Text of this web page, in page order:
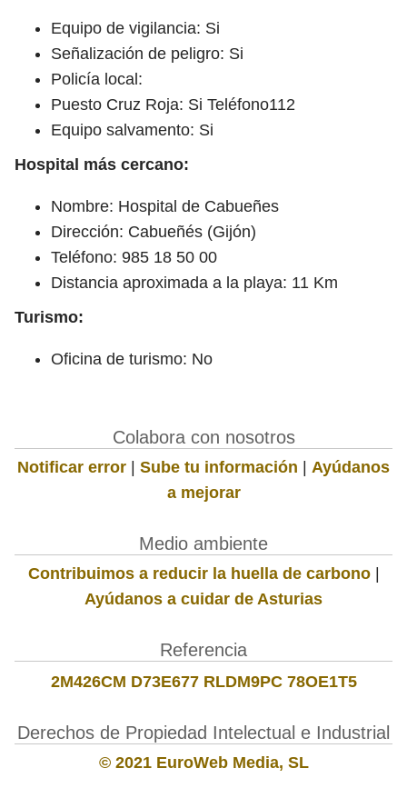
Equipo de vigilancia: Si
Señalización de peligro: Si
Policía local:
Puesto Cruz Roja: Si Teléfono112
Equipo salvamento: Si
Hospital más cercano:
Nombre: Hospital de Cabueñes
Dirección: Cabueñés (Gijón)
Teléfono: 985 18 50 00
Distancia aproximada a la playa: 11 Km
Turismo:
Oficina de turismo: No
Colabora con nosotros
Notificar error | Sube tu información | Ayúdanos
a mejorar
Medio ambiente
Contribuimos a reducir la huella de carbono|
Ayúdanos a cuidar de Asturias
Referencia
2M426CM D73E677 RLDM9PC 78OE1T5
Derechos de Propiedad Intelectual e Industrial
© 2021 EuroWeb Media, SL